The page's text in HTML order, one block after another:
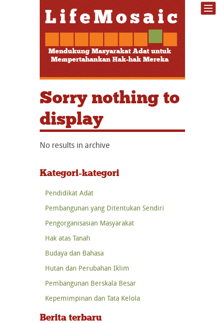
Mendukung Masyarakat Adat untuk
Mempertahankan Hak-hak Mereka
Sorry nothing to
display
No results in archive
Kategori-kategori
Pendidikat Adat
Pembangunan yang Ditentukan Sendiri
Pengorganisasian Masyarakat
Hak atas Tanah
Budaya dan Bahasa
Hutan dan Perubahan Iklim
Pembangunan Berskala Besar
Kepemimpinan dan Tata Kelola
Berita terbaru